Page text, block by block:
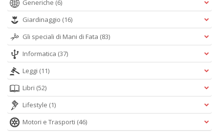
Generiche (6)
Giardinaggio (16)
Gli speciali di Mani di Fata (83)
Informatica (37)
Leggi (11)
Libri (52)
Lifestyle (1)
Motori e Trasporti (46)